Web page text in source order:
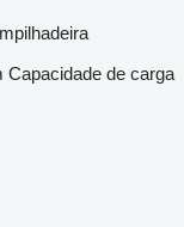
Capacidade de carga